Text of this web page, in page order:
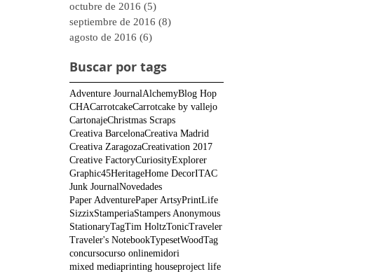
octubre de 2016 (5)
septiembre de 2016 (8)
agosto de 2016 (6)
Buscar por tags
Adventure JournalAlchemyBlog Hop
CHACarrotcakeCarrotcake by vallejo
CartonajeChristmas Scraps
Creativa BarcelonaCreativa Madrid
Creativa ZaragozaCreativation 2017
Creative FactoryCuriosityExplorer
Graphic45HeritageHome DecorITAC
Junk JournalNovedades
Paper AdventurePaper ArtsyPrintLife
SizzixStamperiaStampers Anonymous
StationaryTagTim HoltzTonicTraveler
Traveler's NotebookTypesetWoodTag
concursocurso onlinemidori
mixed mediaprinting houseproject life